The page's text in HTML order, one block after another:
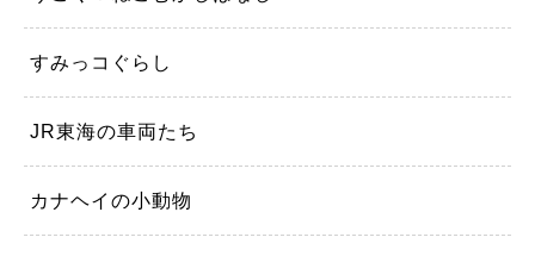
すみっコぐらし
JR東海の車両たち
カナヘイの小動物